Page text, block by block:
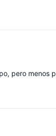
pero